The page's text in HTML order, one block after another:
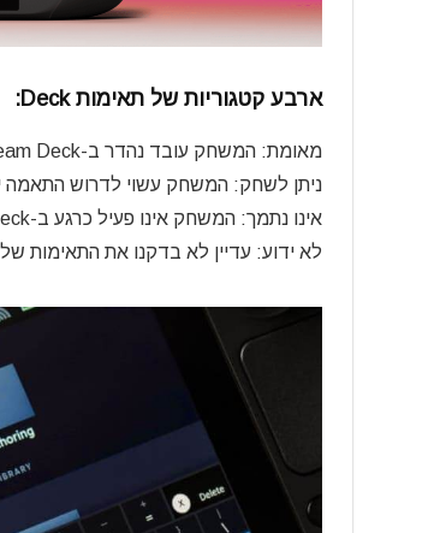
ארבע קטגוריות של תאימות Deck:
מאומת: המשחק עובד נהדר ב-Steam Deck
ניתן לשחק: המשחק עשוי לדרוש
אינו נתמך: המשחק אינו פעיל כרגע ב-Steam Deck
לא ידוע: עדיין לא בדקנו את התאימות